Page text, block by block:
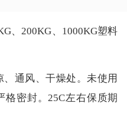
、200KG、1000KG塑料
通风、干燥处。未使用
格密封。25C左右保质期